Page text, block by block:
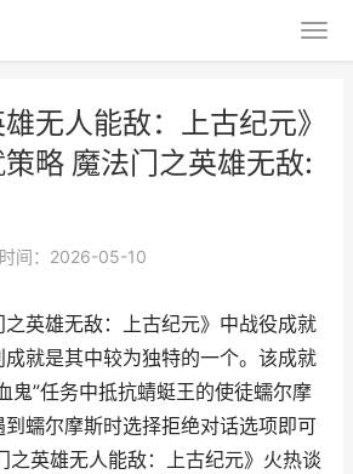
雄无人能敌：上古纪元》
略 魔法门之英雄无敌:
间：2026-05-10
英雄无敌：上古纪元》中战役成就
就是其中较为独特的一个。该成就
鬼”任务中抵抗蜻蜓王的使徒蠕尔摩
蠕尔摩斯时选择拒绝对话选项即可
之英雄无人能敌：上古纪元》火热谈